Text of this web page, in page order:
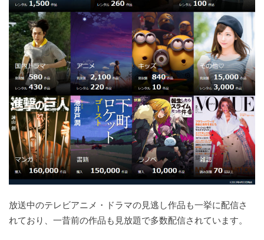
放送中のテレビアニメ・ドラマの見逃し作品も一挙に配信さ
れており、一昔前の作品も見放題で多数配信されています。